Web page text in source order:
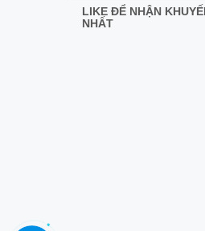
LIKE ĐỂ NHẬN
NHẤT